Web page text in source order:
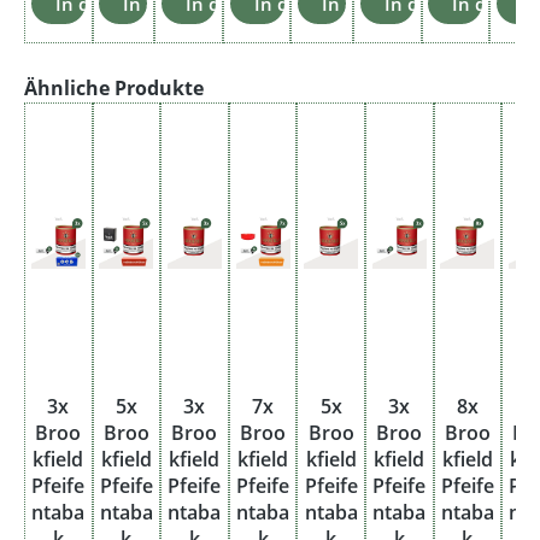
Produktgalerie überspringen
Ähnliche Produkte
3x
Broo
kfield
Pfeife
ntaba
5x
Broo
kfield
Pfeife
ntaba
3x
Broo
kfield
Pfeife
ntaba
7x
Broo
kfield
Pfeife
ntaba
5x
Broo
kfield
Pfeife
ntaba
3x
Broo
kfield
Pfeife
ntaba
8x
Broo
kfield
Pfeife
ntaba